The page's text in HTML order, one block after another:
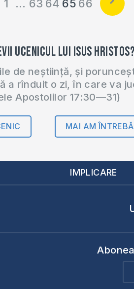
1 … 63 64 65 66
ucenicul lui Isus Hristos?
de neștiință, și
a rînduit o zi, în care va
Apostolilor 17:30—31)
MAI AM
IMPLICARE